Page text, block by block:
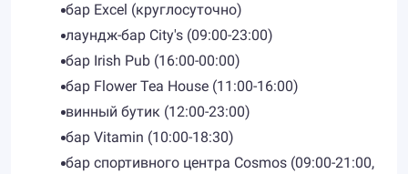
бар Excel (круглосуточно)
лаундж-бар City's (09:00-23:00)
бар Irish Pub (16:00-00:00)
бар Flower Tea House (11:00-16:00)
винный бутик (12:00-23:00)
бар Vitamin (10:00-18:30)
бар спортивного центра Cosmos (09:00-21:00,